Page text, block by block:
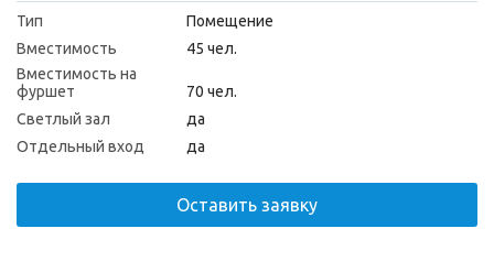
Тип
Помещение
Вместимость
45 чел.
Вместимость на
фуршет
70 чел.
Светлый зал
да
Отдельный вход
да
Оставить заявку